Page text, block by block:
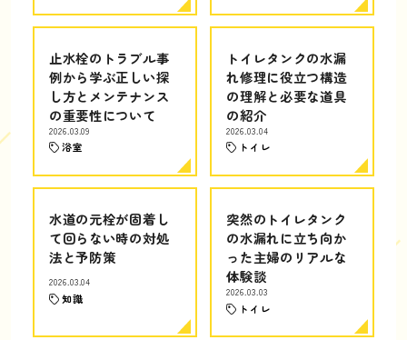
止水栓のトラブル事
例から学ぶ正しい探
し方とメンテナンス
の重要性について
2026.03.09
浴室
トイレタンクの水漏
れ修理に役立つ構造
の理解と必要な道具
の紹介
2026.03.04
トイレ
水道の元栓が固着し
て回らない時の対処
法と予防策
2026.03.04
知識
突然のトイレタンク
の水漏れに立ち向か
った主婦のリアルな
体験談
2026.03.03
トイレ